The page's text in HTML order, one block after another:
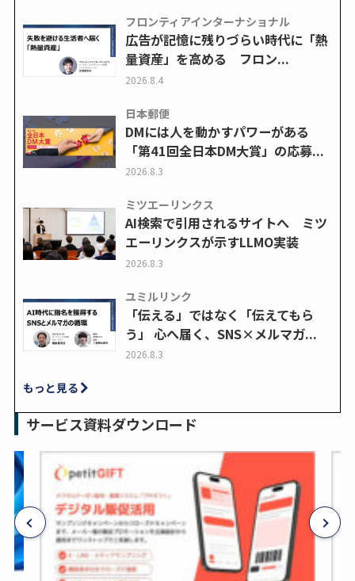
フロンティアインターナショナル
広告が記憶に残りづらい時代に「熱
量資産」を高める フロン...
2026.8.4
日本郵便
DMには人を動かすパワーがある
「第41回全日本DM大賞」の応募...
2026.8.3
ミツエーリンクス
AI検索で引用されるサイトへ ミツ
エーリンクスが示すLLMO実装
2026.8.3
ユミルリンク
「伝える」ではなく「伝えてもら
う」 心へ届く、SNS×メルマガ...
2026.8.3
もっと見る
サービス資料ダウンロード